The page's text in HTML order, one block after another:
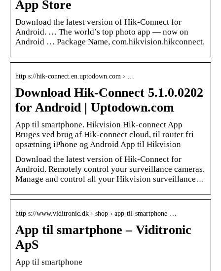
App Store
Download the latest version of Hik-Connect for
Android. … The world’s top photo app — now on
Android … Package Name, com.hikvision.hikconnect.
http s://hik-connect.en.uptodown.com › …
Download Hik-Connect 5.1.0.0202
for Android | Uptodown.com
App til smartphone. Hikvision Hik-connect App
Bruges ved brug af Hik-connect cloud, til router fri
opsætning iPhone og Android App til Hikvision
Download the latest version of Hik-Connect for
Android. Remotely control your surveillance cameras.
Manage and control all your Hikvision surveillance…
http s://www.viditronic.dk › shop › app-til-smartphone-…
App til smartphone – Viditronic
ApS
App til smartphone